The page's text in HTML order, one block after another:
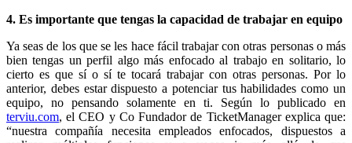
4. Es importante que tengas la capacidad de trabajar en equipo
Ya seas de los que se les hace fácil trabajar con otras personas o más
bien tengas un perfil algo más enfocado al trabajo en solitario, lo
cierto es que sí o sí te tocará trabajar con otras personas. Por lo
anterior, debes estar dispuesto a potenciar tus habilidades como un
equipo, no pensando solamente en ti. Según lo publicado en
terviu.com, el CEO y Co Fundador de TicketManager explica que:
“nuestra compañía necesita empleados enfocados, dispuestos a